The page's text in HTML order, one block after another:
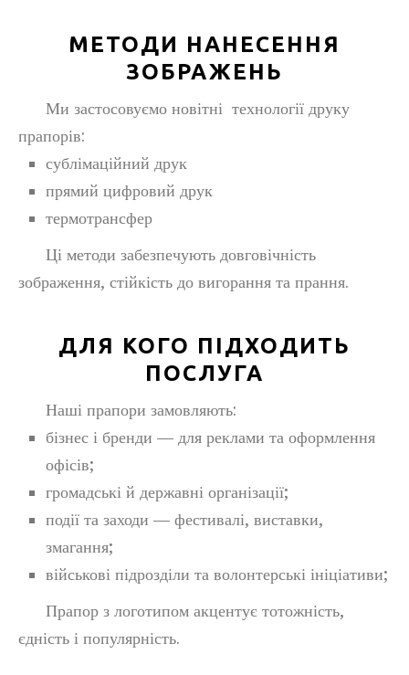
МЕТОДИ НАНЕСЕННЯ
ЗОБРАЖЕНЬ
Ми застосовуємо новітні технології друку
прапорів:
сублімаційний друк
прямий цифровий друк
термотрансфер
Ці методи забезпечують довговічність
зображення, стійкість до вигорання та прання.
ДЛЯ КОГО ПІДХОДИТЬ
ПОСЛУГА
Наші прапори замовляють:
бізнес і бренди — для реклами та оформлення
офісів;
громадські й державні організації;
події та заходи — фестивалі, виставки,
змагання;
військові підрозділи та волонтерські ініціативи;
Прапор з логотипом акцентує тотожність,
єдність і популярність.